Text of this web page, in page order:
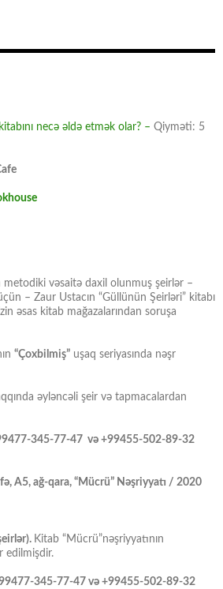
necə əldə etmək olar? – Qiyməti: 5
metodiki vəsaitə daxil olunmuş şeirlər –
– Zaur Ustacın “Güllünün Şeirləri” kitabı
əsas kitab mağazalarından soruşa
“Çoxbilmiş” uşaq seriyasında nəşr
əyləncəli şeir və tapmacalardan
345-77-47 və +99455-502-89-32
A5, ağ-qara, “Mücrü” Nəşriyyatı / 2020
Kitab “Mücrü”nəşriyyatının
edilmişdir.
345-77-47 və +99455-502-89-32